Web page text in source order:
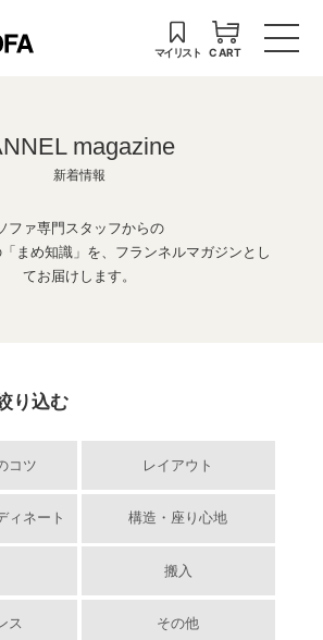
マイリスト CART
magazine
新着情報
ファ専門スタッフからの
まめ知識」を、フランネルマガジンとし
てお届けします。
り込む
コツ レイアウト
ィネート 構造・座り心地
搬入
ス その他